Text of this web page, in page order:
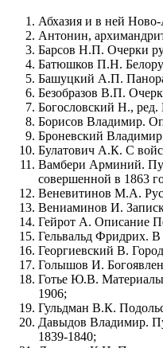
Абхазия и в ней
Антонин,
Барсов Н.П. Очерки
Батюшков П.Н.
Башуцкий А.П.
Безобразов В.П.
Богословский Н.,
Борисов Владимир.
Броневский
Булатович А.К. С
Вамбери Арминий.
совершенной в 1863
Веневитинов М.А.
Вениаминов И.
Гейрот А. Описание
Гельвальд Фридрих. В
Георгиевский В.
Голышов И.
Готье Ю.В. Материалы
1906;
Гульдман В.К.
Давыдов Владимир.
1839-1840;